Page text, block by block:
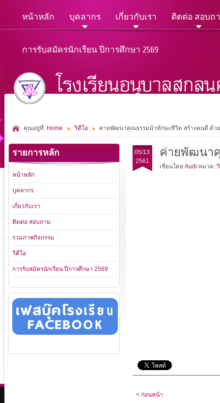
หน้าหลัก บุคลากร เกี่ยวกับเรา ติดต่อ สอบถ
การรับสมัครนักเรียน ปีการศึกษา 2569
คุณอยู่ที่: Home วิดีโอ ค่ายพัฒนาคุณธรรมนำทักษะชีวิต สร้างคนดี ด้วย
05/13
2561
ค่ายพัฒนา
เขียนโดย Audi หมวด:
< ก่อนหน้า
รายการหลัก
หน้าหลัก
บุคลากร
เกี่ยวกับเรา
ติดต่อ สอบถาม
รวมภาพกิจกรรม
วิดีโอ
การรับสมัครนักเรียน ปีการศึกษา 2569